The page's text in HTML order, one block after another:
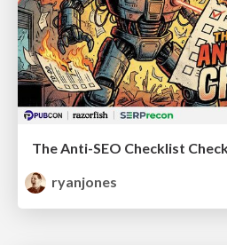
ryanjones